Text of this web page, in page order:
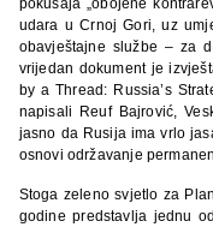
udara u Crnoj Gori, uz
obavještajne službe – za
vrijedan dokument je
by a Thread: Russia’s
napisali Reuf Bajrović,
jasno da Rusija ima vrlo
osnovi održavanje
Stoga zeleno svjetlo za
godine predstavlja jednu